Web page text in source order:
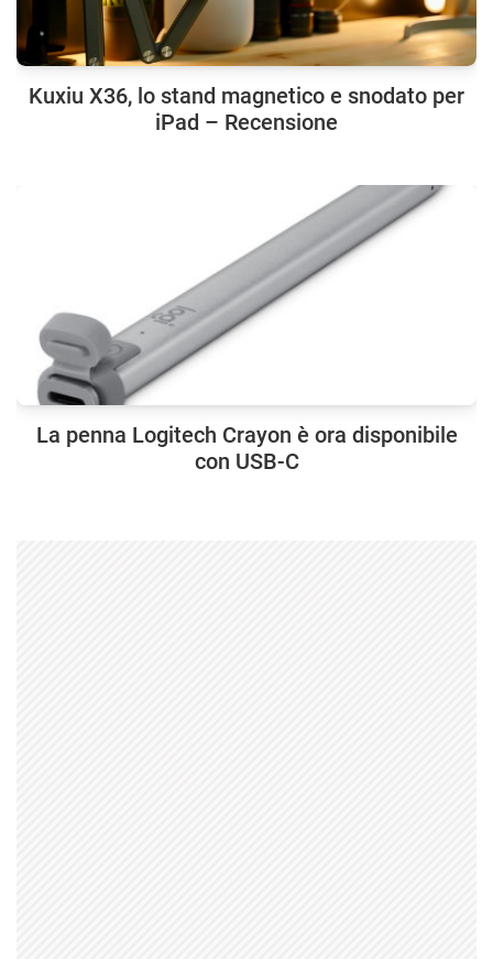
Kuxiu X36, lo stand magnetico e snodato per
iPad – Recensione
La penna Logitech Crayon è ora disponibile
con USB-C